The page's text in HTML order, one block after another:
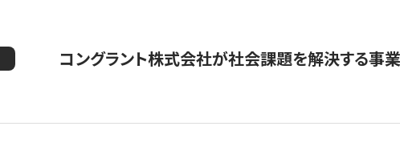
コングラント株式会社が社会課題を解決する事